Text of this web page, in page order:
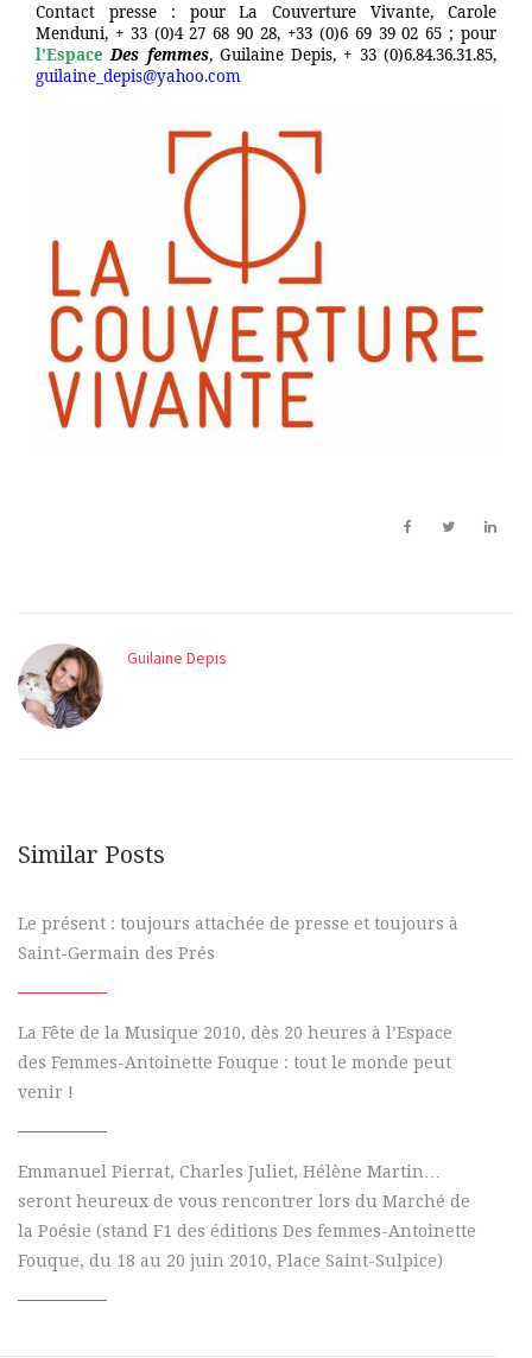
Contact presse : pour La Couverture Vivante, Carole
Menduni, + 33 (0)4 27 68 90 28, +33 (0)6 69 39 02 65 ; pour
l’Espace Des femmes, Guilaine Depis, + 33 (0)6.84.36.31.85,
guilaine_depis@yahoo.com
Guilaine Depis
Similar Posts
Le présent : toujours attachée de presse et toujours à
Saint-Germain des Prés
La Fête de la Musique 2010, dès 20 heures à l’Espace
des Femmes-Antoinette Fouque : tout le monde peut
venir !
Emmanuel Pierrat, Charles Juliet, Hélène Martin…
seront heureux de vous rencontrer lors du Marché de
la Poésie (stand F1 des éditions Des femmes-Antoinette
Fouque, du 18 au 20 juin 2010, Place Saint-Sulpice)